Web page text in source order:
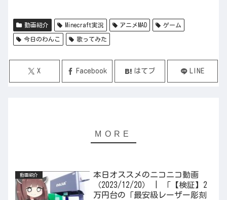
動画紹介 Minecraft実況 アニメMAD ゲーム
今日のわんこ 歌ってみた
X Facebook はてブ LINE
動画紹介
本日オススメのニコニコ動画
（2023/12/20） | 「【検証】2
万円台の「最安級レーザー彫刻